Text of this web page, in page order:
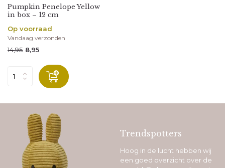
Pumpkin Penelope Yellow
in box – 12 cm
Op voorraad
Vandaag verzonden
14,95 8,95
Trendspotters
Hoog in de lucht hebben wij
een goed overzicht over de